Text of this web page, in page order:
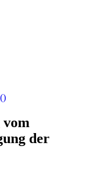
()
vom
der